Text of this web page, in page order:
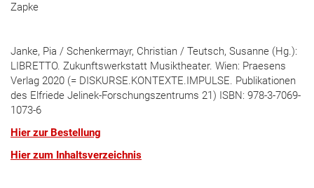
Zapke
Janke, Pia / Schenkermayr, Christian / Teutsch, Susanne (Hg.):
LIBRETTO. Zukunftswerkstatt Musiktheater. Wien: Praesens
Verlag 2020 (= DISKURSE.KONTEX­TE.IMPULSE. Publikationen
des Elfriede Jelinek-Forschungszentrums 21) ISBN: 978-3-7069-
1073-6
Hier zur Bestellung
Hier zum Inhaltsverzeichnis